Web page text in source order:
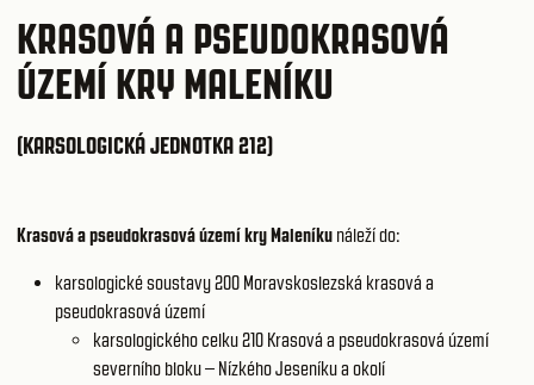
KRASOVÁ A PSEUDOKRASOVÁ
ÚZEMÍ KRY MALENÍKU
(KARSOLOGICKÁ JEDNOTKA 212)
Krasová a pseudokrasová území kry Maleníku náleží do:
karsologické soustavy 200 Moravskoslezská krasová a
pseudokrasová území
karsologického celku 210 Krasová a pseudokrasová území
severního bloku – Nízkého Jeseníku a okolí